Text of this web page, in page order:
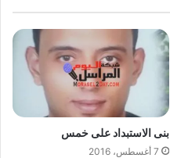
بنى الاستبداد على خمس
7 أغسطس، 2016